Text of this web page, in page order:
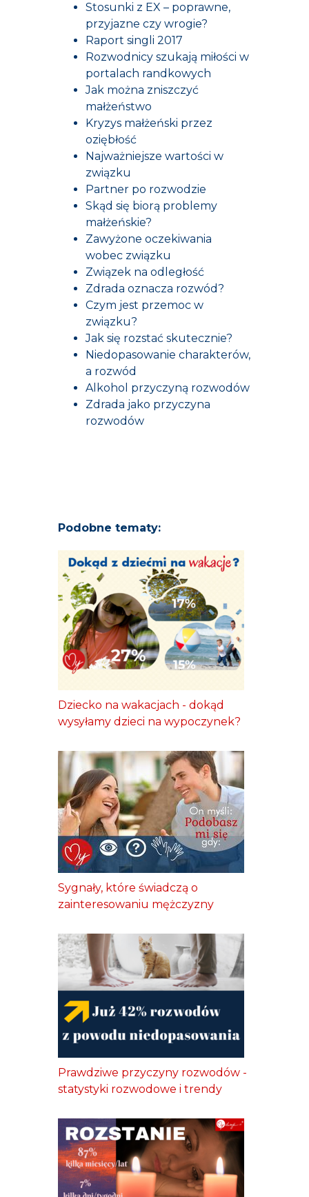
Stosunki z EX – poprawne,
przyjazne czy wrogie?
Raport singli 2017
Rozwodnicy szukają miłości w
portalach randkowych
Jak można zniszczyć
małżeństwo
Kryzys małżeński przez
oziębłość
Najważniejsze wartości w
związku
Partner po rozwodzie
Skąd się biorą problemy
małżeńskie?
Zawyżone oczekiwania
wobec związku
Związek na odległość
Zdrada oznacza rozwód?
Czym jest przemoc w
związku?
Jak się rozstać skutecznie?
Niedopasowanie charakterów,
a rozwód
Alkohol przyczyną rozwodów
Zdrada jako przyczyna
rozwodów
Podobne tematy:
Dziecko na wakacjach - dokąd
wysyłamy dzieci na wypoczynek?
Sygnały, które świadczą o
zainteresowaniu mężczyzny
Prawdziwe przyczyny rozwodów -
statystyki rozwodowe i trendy